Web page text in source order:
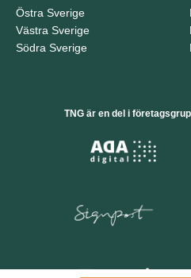
Östra Sverige
Västra Sverige
Södra Sverige
TNG är en del i